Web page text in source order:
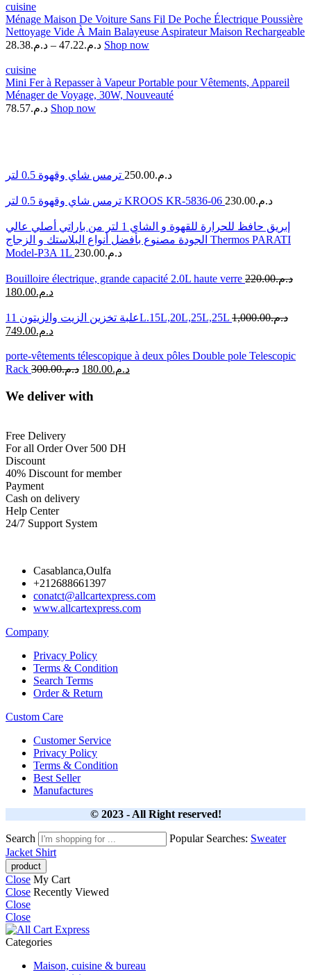
cuisine
Ménage Maison De Voiture Sans Fil De Poche Électrique Poussière
Nettoyage Vide À Main Balayeuse Aspirateur Maison Rechargeable
د.م.28.38 – د.م.47.22 Shop now
cuisine
Mini Fer à Repasser à Vapeur Portable pour Vêtements, Appareil
Ménager de Voyage, 30W, Nouveauté
د.م.78.57 Shop now
د.م.250.00
ترمس شاي وقهوة 0.5 لتر KROOS KR-5836-06 د.م.230.00
إبريق حافظ للحرارة للقهوة و الشاي 1 لتر من باراتي أصلي عالي
الجودة مصنوع بأفضل أنواع البلاستك و الزجاج Thermos PARATI
Model-P3A 1L
د.م.230.00
Bouilloire électrique, grande capacité 2.0L haute verre د.م.220.00
د.م.180.00
علبة تخزين الزيت والزيتون 11L.15L,20L,25L,25L د.م.1,000.00
د.م.749.00
porte-vêtements télescopique à deux pôles Double pole Telescopic
Rack
د.م.300.00 د.م.180.00
We deliver with
Free Delivery
For all Order Over 500 DH
Discount
40% Discount for member
Payment
Cash on delivery
Help Center
24/7 Support System
Casablanca,Oulfa
+212688661397
conatct@allcartexpress.com
www.allcartexpress.com
Company
Privacy Policy
Terms & Condition
Search Terms
Order & Return
Custom Care
Customer Service
Privacy Policy
Terms & Condition
Best Seller
Manufactures
© 2023 - All Right reserved!
Search Popular Searches: Sweater
Jacket Shirt
Close My Cart
Close Recently Viewed
Close
Close
Categories
Maison, cuisine & bureau